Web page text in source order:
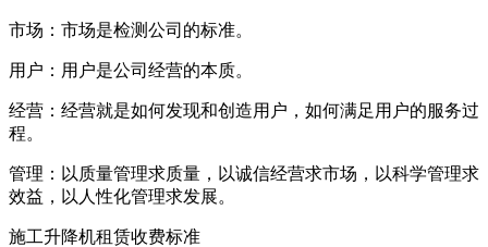
市场：市场是检测公司的标准。
用户：用户是公司经营的本质。
经营：经营就是如何发现和创造用户，如何满足用户的服务过
程。
管理：以质量管理求质量，以诚信经营求市场，以科学管理求
效益，以人性化管理求发展。
施工升降机租赁收费标准